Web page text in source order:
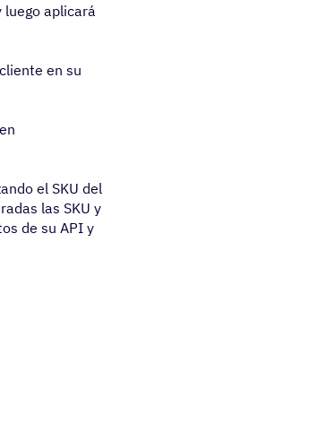
aplicará
en su
el SKU del
las SKU y
de su API y